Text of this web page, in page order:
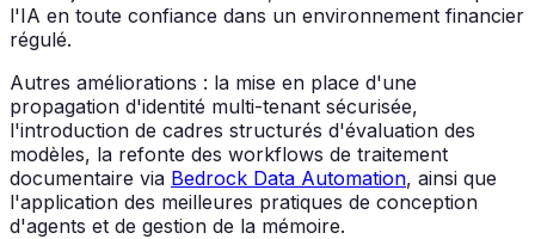
l'IA en toute confiance dans un environnement financier
régulé.
Autres améliorations : la mise en place d'une
propagation d'identité multi-tenant sécurisée,
l'introduction de cadres structurés d'évaluation des
modèles, la refonte des workflows de traitement
documentaire via Bedrock Data Automation, ainsi que
l'application des meilleures pratiques de conception
d'agents et de gestion de la mémoire.